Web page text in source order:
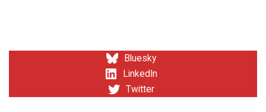
Bluesky
LinkedIn
Twitter